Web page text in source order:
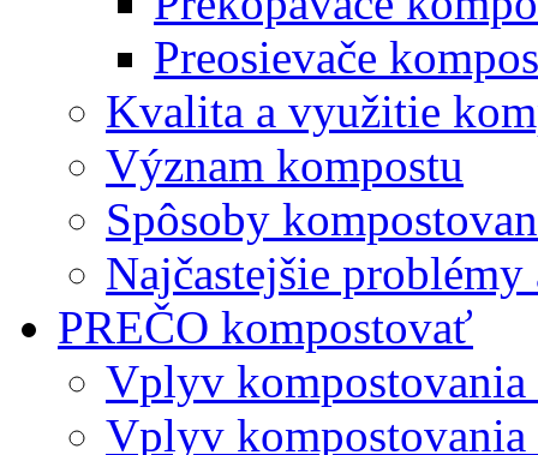
Preosievače
Kvalita a využitie
Význam kompostu
Spôsoby
Najčastejšie problémy
PREČO kompostovať
Vplyv kompostovania
Vplyv